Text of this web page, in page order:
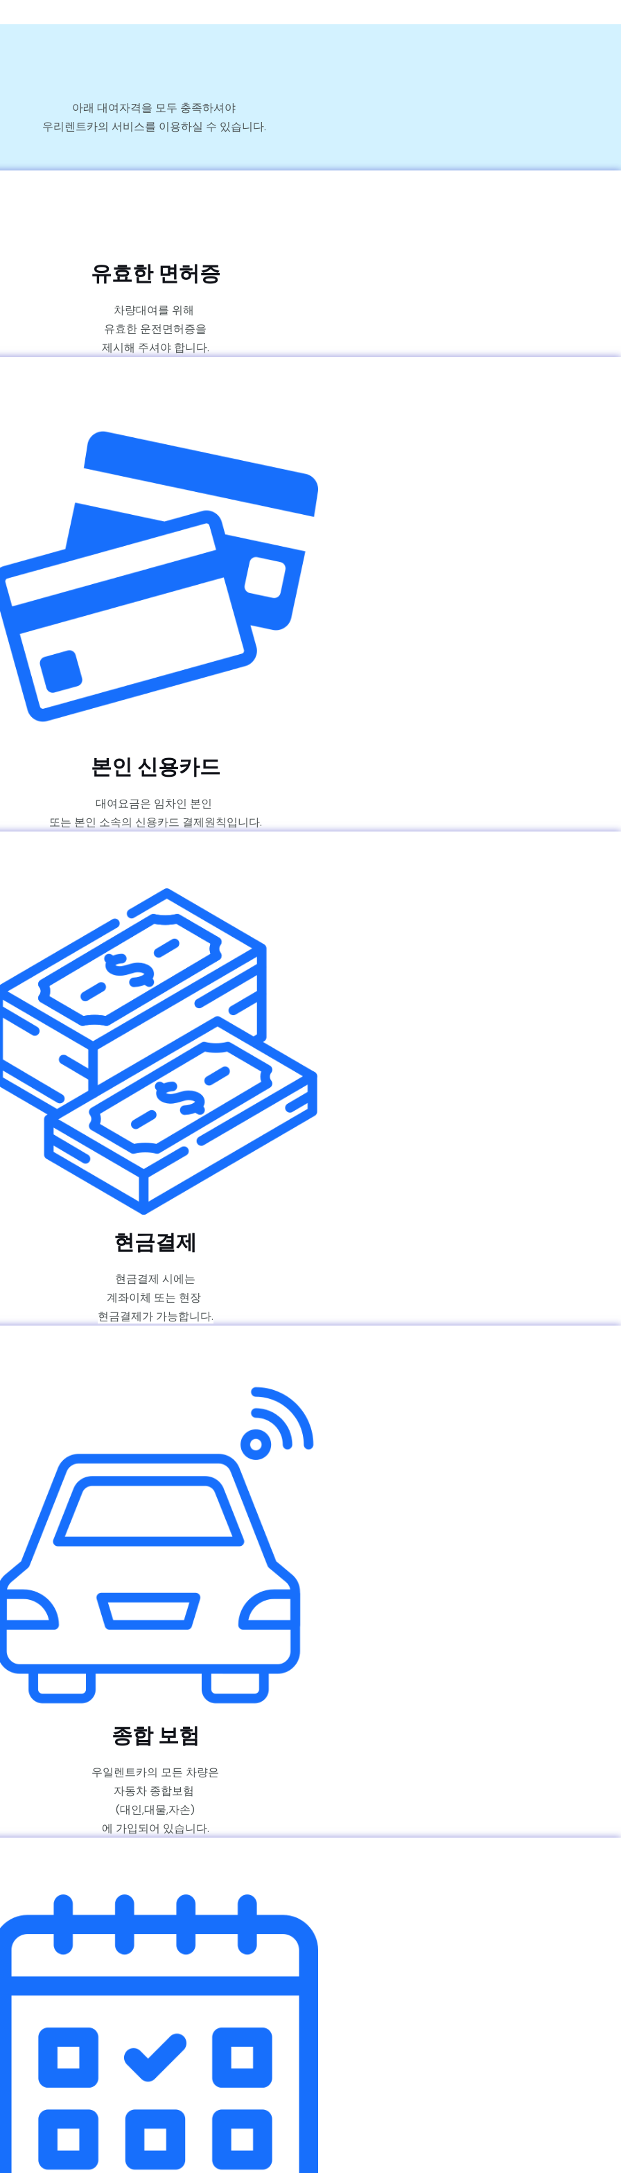
아래 대여자격을 모두 충족하셔야
우리렌트카의 서비스를 이용하실 수 있습니다.
유효한 면허증
차량대여를 위해
유효한 운전면허증을
제시해 주셔야 합니다.
본인 신용카드
대여요금은 임차인 본인
또는 본인 소속의 신용카드 결제원칙입니다.
현금결제
현금결제 시에는
계좌이체 또는 현장
현금결제가 가능합니다.
종합 보험
우일렌트카의 모든 차량은
자동차 종합보험
(대인,대물,자손)
에 가입되어 있습니다.